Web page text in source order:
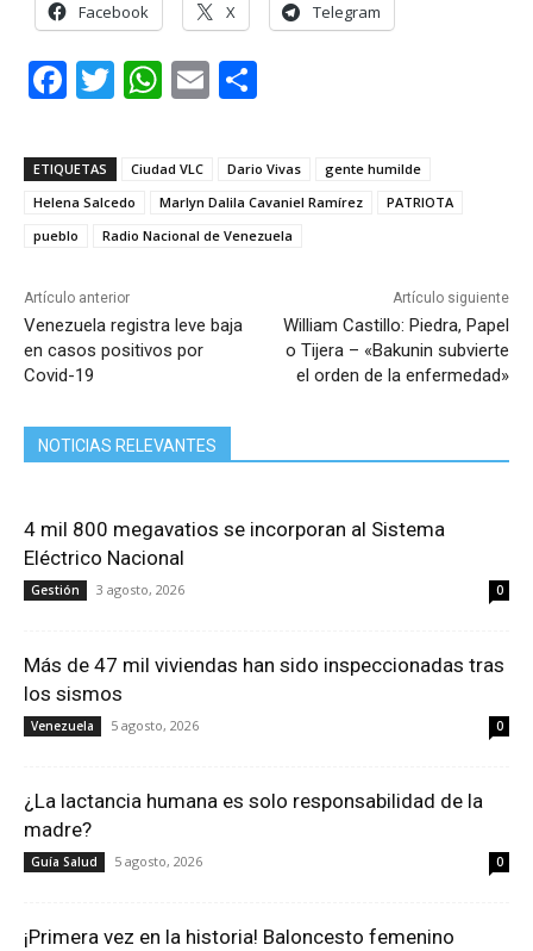
Facebook X Telegram
F
c
e
b
o
k
T
itt
er
W
at
s
A
p
E
ai
l
m
p
ar
ETIQUETAS Ciudad VLC Dario Vivas
gente humilde
Helena Salcedo
Marlyn Dalila Cavaniel Ramírez
PATRIOTA
pueblo
Radio Nacional de Venezuela
Artículo anterior
Venezuela registra leve baja
en casos positivos por
Covid-19
Artículo siguiente
William Castillo: Piedra, Papel
o Tijera – «Bakunin subvierte
el orden de la enfermedad»
NOTICIAS RELEVANTES
4 mil 800 megavatios se incorporan al Sistema
Eléctrico Nacional
Gestión 3 agosto, 2026 0
Más de 47 mil viviendas han sido inspeccionadas tras
los sismos
Venezuela 5 agosto, 2026 0
¿La lactancia humana es solo responsabilidad de la
madre?
Guía Salud 5 agosto, 2026 0
¡Primera vez en la historia! Baloncesto femenino